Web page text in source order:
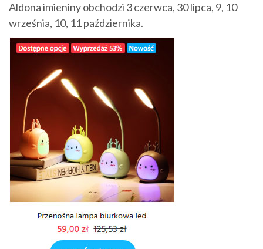
Aldona imieniny obchodzi 3 czerwca, 30 lipca, 9, 10
września, 10, 11 października.